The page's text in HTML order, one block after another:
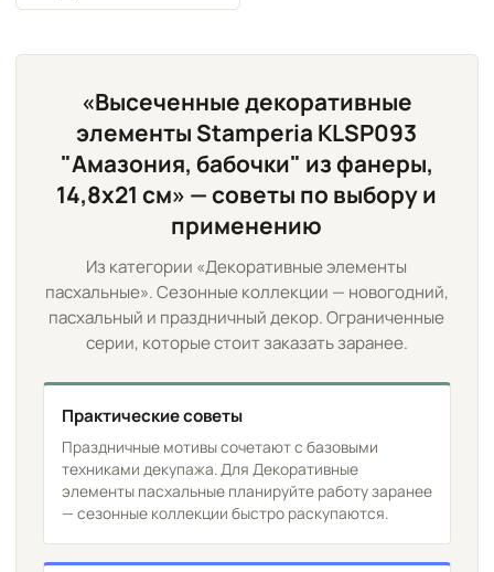
«Высеченные декоративные
элементы Stamperia KLSP093
"Амазония, бабочки" из фанеры,
14,8х21 см» — советы по выбору и
применению
Из категории «Декоративные элементы
пасхальные». Сезонные коллекции — новогодний,
пасхальный и праздничный декор. Ограниченные
серии, которые стоит заказать заранее.
Практические советы
Праздничные мотивы сочетают с базовыми
техниками декупажа. Для Декоративные
элементы пасхальные планируйте работу заранее
— сезонные коллекции быстро раскупаются.